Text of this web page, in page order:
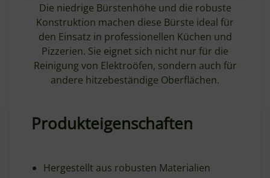
Die niedrige Bürstenhöhe und die robuste
Konstruktion machen diese Bürste ideal für
den Einsatz in professionellen Küchen und
Pizzerien. Sie eignet sich nicht nur für die
Reinigung von Elektroöfen, sondern auch für
andere hitzebeständige Oberflächen.
Produkteigenschaften
Hergestellt aus robusten Materialien